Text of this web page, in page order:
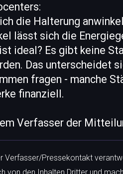
die Halterung
lässt sich die
ideal? Es gibt keine
Das unterscheidet
fragen - manche
finanziell.
Verfasser der
Verfasser/Pressekontakt